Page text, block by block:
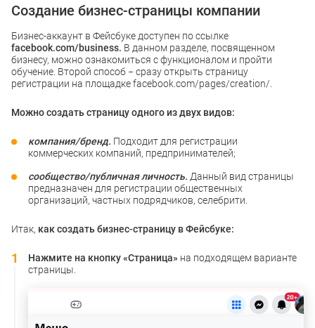
Создание бизнес-страницы компании
Бизнес-аккаунт в Фейсбуке доступен по ссылке
facebook.com/business. В данном разделе, посвященном
бизнесу, можно ознакомиться с функционалом и пройти
обучение. Второй способ − сразу открыть страницу
регистрации на площадке facebook.com/pages/creation/.
Можно создать страницу одного из двух видов:
компания/бренд. Подходит для регистрации
коммерческих компаний, предпринимателей;
сообщество/публичная личность. Данный вид страницы
предназначен для регистрации общественных
организаций, частных подрядчиков, селебрити.
Итак, как создать бизнес-страницу в Фейсбуке:
Нажмите на кнопку «Страница» на подходящем варианте
страницы.